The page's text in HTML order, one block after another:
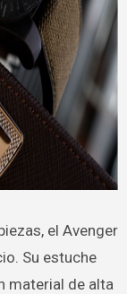
el Avenger
Su estuche
material de alta